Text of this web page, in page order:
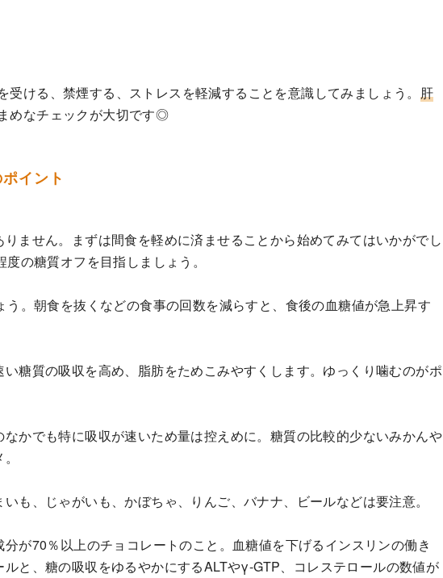
ける、禁煙する、ストレスを軽減することを意識してみましょう。 肝
めなチェックが大切です◎
イント
ません。まずは間食を軽めに済ませることから始めてみてはいかがでし
の糖質オフを目指しましょう。
。朝食を抜くなどの食事の回数を減らすと、食後の血糖値が急上昇す
糖質の吸収を高め、脂肪をためこみやすくします。ゆっくり噛むのがポ
かでも特に吸収が速いため量は控えめに。糖質の比較的少ないみかんや
も、じゃがいも、かぼちゃ、りんご、バナナ、ビールなどは要注意。
が70％以上のチョコレートのこと。血糖値を下げるインスリンの働き
と、糖の吸収をゆるやかにするALTやγ-GTP、コレステロールの数値が